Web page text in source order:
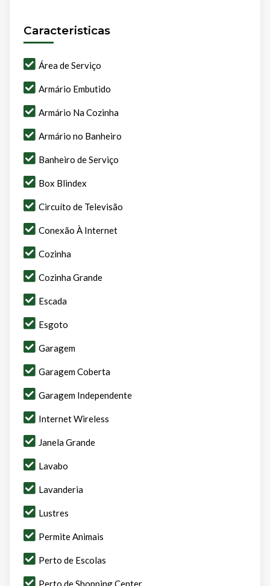
Caracteristicas
Área de Serviço
Armário Embutido
Armário Na Cozinha
Armário no Banheiro
Banheiro de Serviço
Box Blindex
Circuíto de Televisão
Conexão À Internet
Cozinha
Cozinha Grande
Escada
Esgoto
Garagem
Garagem Coberta
Garagem Independente
Internet Wireless
Janela Grande
Lavabo
Lavanderia
Lustres
Permite Animais
Perto de Escolas
Perto de Shopping Center